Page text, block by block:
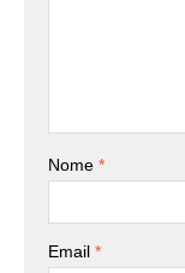
Nome *
Email *